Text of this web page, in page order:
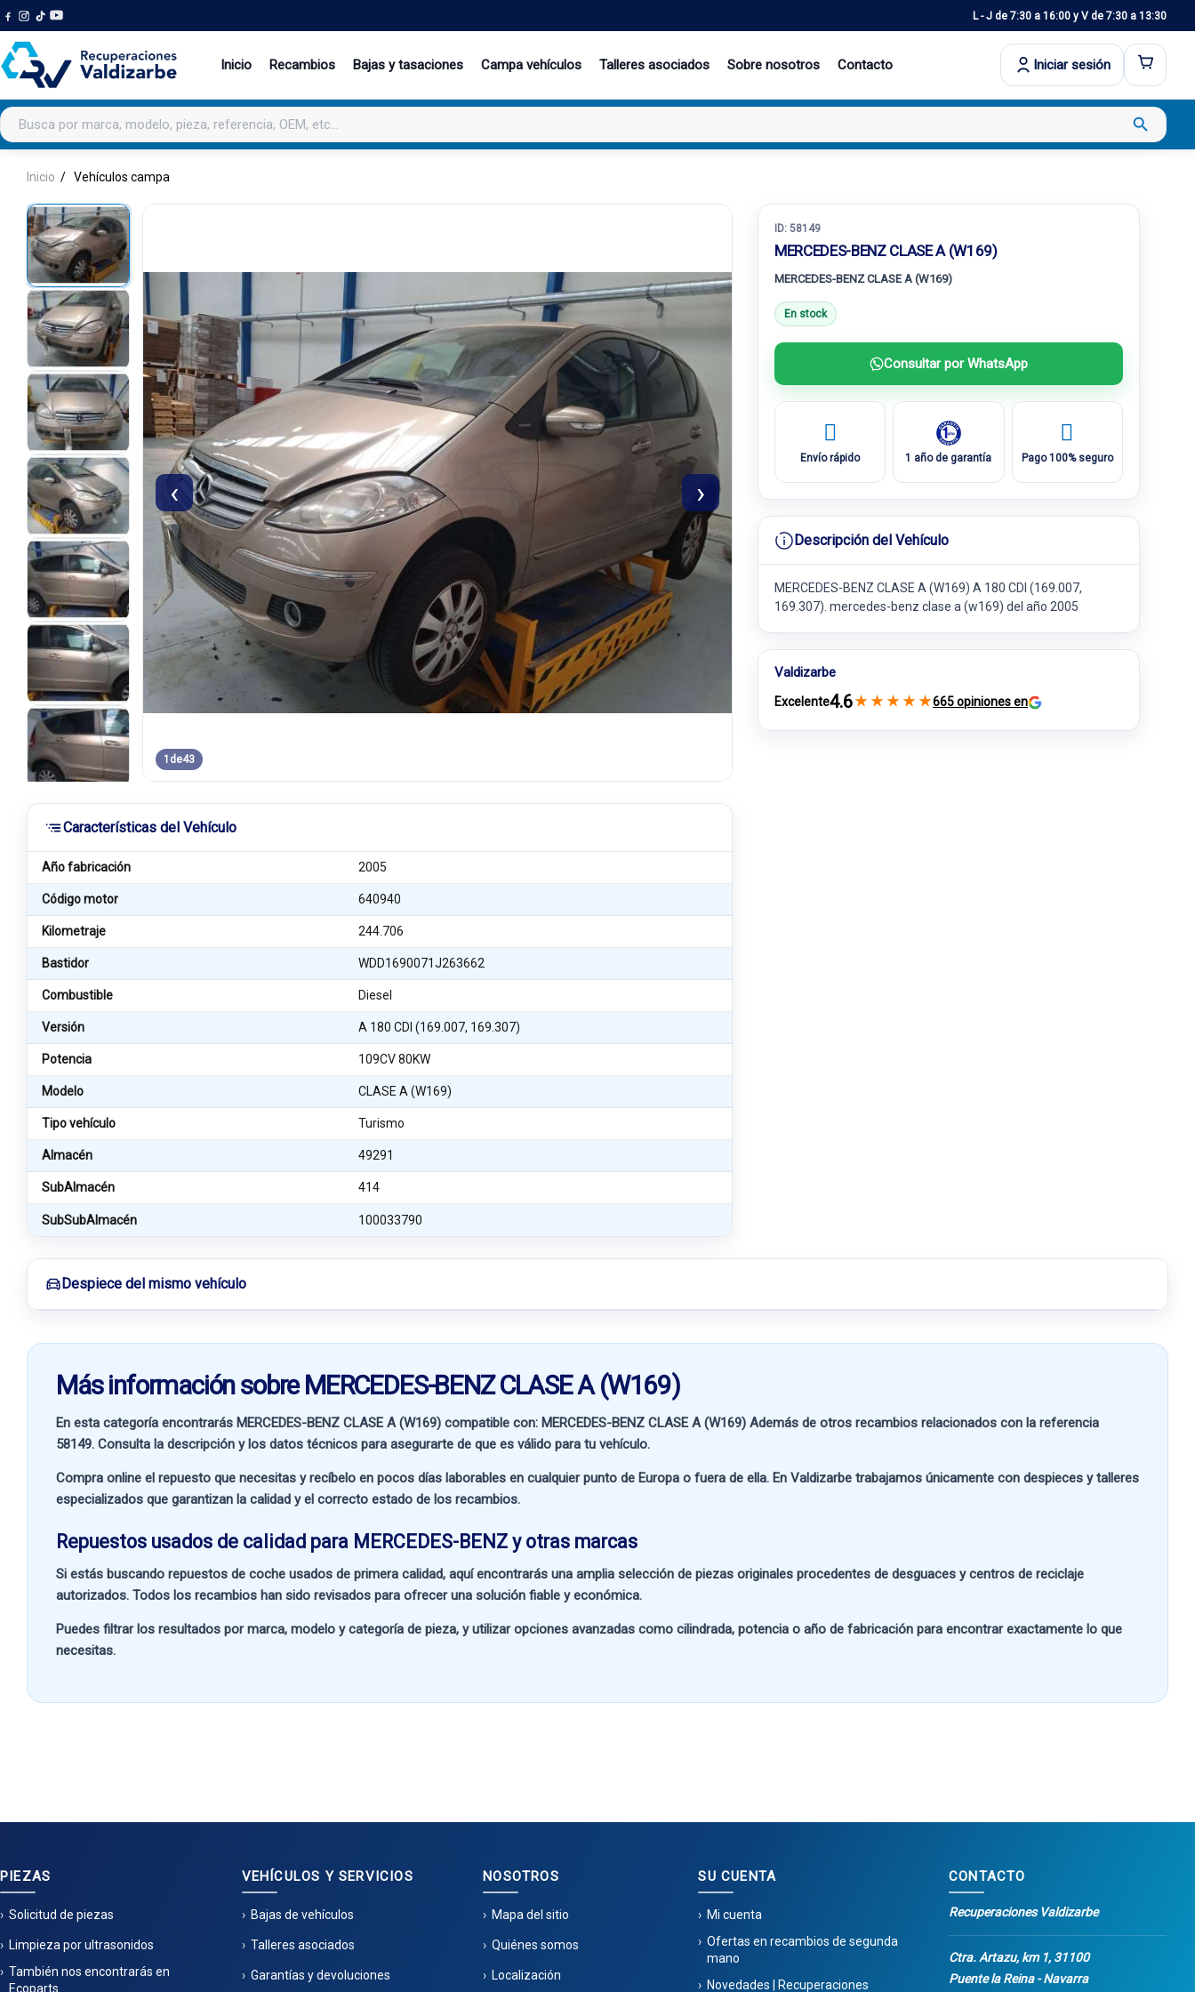
L - J de 7:30 a 16:00 y V de 7:30 a 13:30
Inicio Recambios Bajas y tasaciones Campa vehículos Talleres asociados Sobre nosotros Contacto Iniciar sesión
Buscar productos search
Inicio Vehículos campa
‹ ›
1 de43
Características del Vehículo
Año fabricación 2005
Código motor 640940
Kilometraje 244.706
Bastidor WDD1690071J263662
Combustible Diesel
Versión A 180 CDI (169.007, 169.307)
Potencia 109CV 80KW
Modelo CLASE A (W169)
Tipo vehículo Turismo
Almacén 49291
SubAlmacén 414
SubSubAlmacén 100033790
ID: 58149
MERCEDES-BENZ CLASE A (W169)
MERCEDES-BENZ CLASE A (W169)
En stock
Consultar por WhatsApp
Envío rápido 1 año de garantía Pago 100% seguro
Descripción del Vehículo
MERCEDES-BENZ CLASE A (W169) A 180 CDI (169.007,
169.307). mercedes-benz clase a (w169) del año 2005
Valdizarbe
Excelente4.6★ ★ ★ ★ ★665 opiniones en
Despiece del mismo vehículo
Más información sobre MERCEDES-BENZ CLASE A (W169)
En esta categoría encontrarás MERCEDES-BENZ CLASE A (W169) compatible con: MERCEDES-BENZ CLASE A (W169) Además de otros recambios relacionados con la referencia
58149. Consulta la descripción y los datos técnicos para asegurarte de que es válido para tu vehículo.
Compra online el repuesto que necesitas y recíbelo en pocos días laborables en cualquier punto de Europa o fuera de ella. En Valdizarbe trabajamos únicamente con despieces y talleres
especializados que garantizan la calidad y el correcto estado de los recambios.
Repuestos usados de calidad para MERCEDES-BENZ y otras marcas
Si estás buscando repuestos de coche usados de primera calidad, aquí encontrarás una amplia selección de piezas originales procedentes de desguaces y centros de reciclaje
autorizados. Todos los recambios han sido revisados para ofrecer una solución fiable y económica.
Puedes filtrar los resultados pormarca, modelo y categoría de pieza, y utilizar opciones avanzadas como cilindrada, potencia o año de fabricación para encontrar exactamente lo que
necesitas.
PIEZAS
Solicitud de piezas
Limpieza por ultrasonidos
También nos encontrarás en
Ecoparts
VEHÍCULOS Y SERVICIOS
Bajas de vehículos
Talleres asociados
Garantías y devoluciones
NOSOTROS
Mapa del sitio
Quiénes somos
Localización
SU CUENTA
Mi cuenta
Ofertas en recambios de segunda
mano
Novedades | Recuperaciones
CONTACTO
Recuperaciones Valdizarbe
Ctra. Artazu, km 1, 31100
Puente la Reina - Navarra